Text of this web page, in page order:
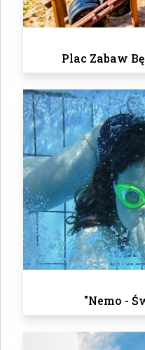
Plac Zabaw
"Nemo -